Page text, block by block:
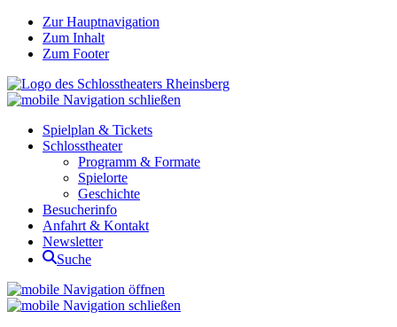
Zur Hauptnavigation
Zum Inhalt
Zum Footer
Spielplan & Tickets
Schlosstheater
Programm & Formate
Spielorte
Geschichte
Besucherinfo
Anfahrt & Kontakt
Newsletter
Suche